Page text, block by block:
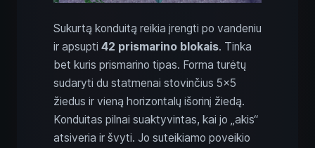
Sukurtą konduitą reikia įrengti po vandeniu
ir apsupti 42 prismarino blokais. Tinka
bet kuris prismarino tipas. Forma turėtų
sudaryti du statmenai stovinčius 5×5
žiedus ir vieną horizontalų išorinį žiedą.
Konduitas pilnai suaktyvintas, kai jo „akis“
atsiveria ir švyti. Jo suteikiamo poveikio